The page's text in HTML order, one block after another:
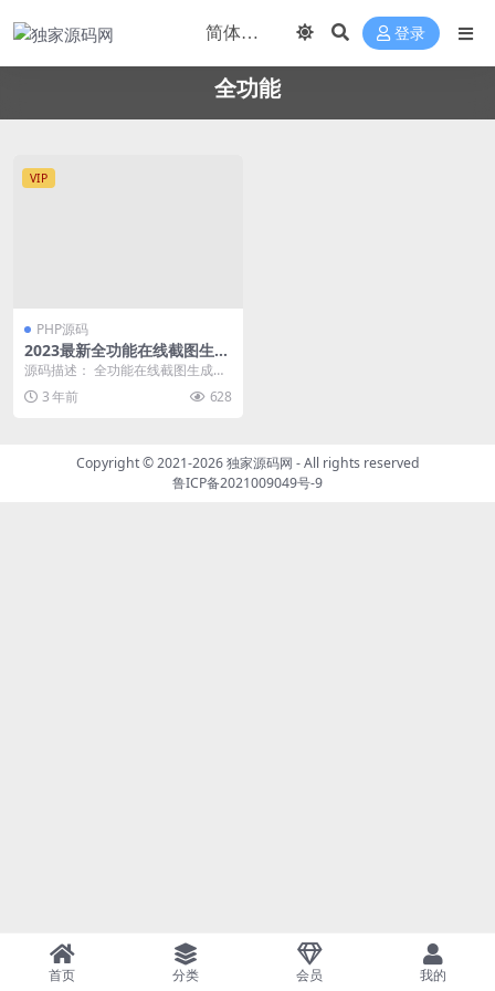
登录
全功能
VIP
PHP源码
2023最新全功能在线截图生成
器工具网页版网站源码+视频
源码描述： 全功能在线截图生成器
工具网页版网站源码 源码项目全部
开源，支持电脑和...
3 年前 628
Copyright © 2021-2026独家源码网 - All rights reserved
鲁ICP备2021009049号-9
首页 分类 会员 我的